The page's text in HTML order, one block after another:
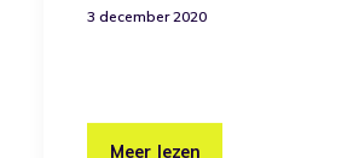
3 december 2020
Meer lezen